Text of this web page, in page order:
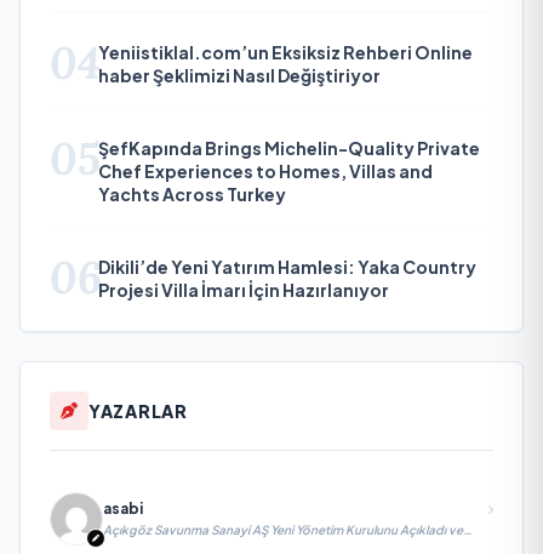
04Yeniistiklal.com’un Eksiksiz Rehberi Online
haber Şeklimizi Nasıl Değiştiriyor
05ŞefKapında Brings Michelin-Quality Private
Chef Experiences to Homes, Villas and
Yachts Across Turkey
06Dikili’de Yeni Yatırım Hamlesi: Yaka Country
Projesi Villa İmarı İçin Hazırlanıyor
YAZARLAR
asabi
Açıkgöz Savunma Sanayi AŞ Yeni Yönetim Kurulunu Açıkladı ve